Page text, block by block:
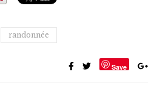
randonnée
Save